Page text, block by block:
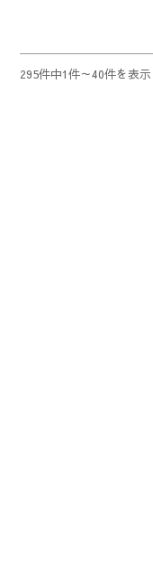
295件中1件～40件を表示